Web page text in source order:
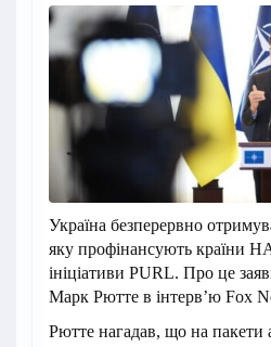
Україна безперервно
яку профінансують країни
ініціативи PURL. Про це
Марк Рютте в інтерв’ю Fox
Рютте нагадав, що на пакети